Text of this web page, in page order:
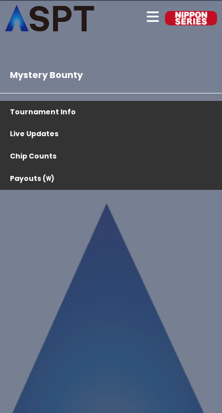
Mystery Bounty
Tournament Info
Live Updates
Chip Counts
Payouts (₩)